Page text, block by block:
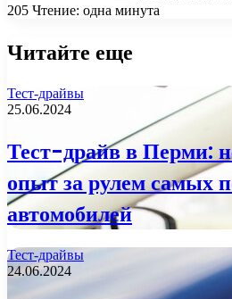
205 Чтение: одна минута
Читайте еще
Тест-драйвы
25.06.2024
Тест-драйв в Перми:
опыт за рулем самых
автомобилей
Тест-драйвы
24.06.2024